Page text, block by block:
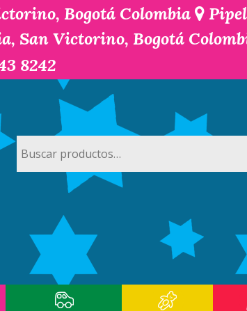
Bogotá Colombia
San Victorino, Bogotá
8242
por: